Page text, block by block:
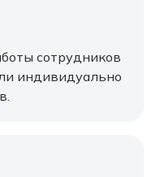
сотрудников
индивидуально